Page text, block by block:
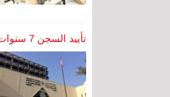
تأييد السجن 7 سنوات لثلاثة معتقلين لم يبلغوا الـ 18 من العمر بتهمة الشروع في قتل شرطي بالدراز